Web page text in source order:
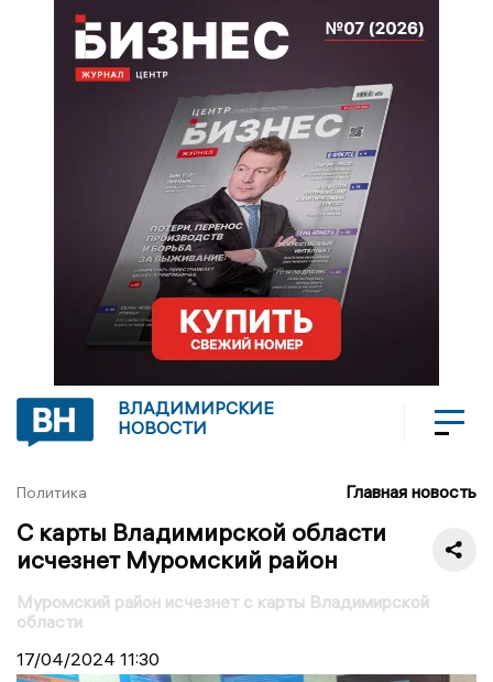
ВЛАДИМИРСКИЕ
НОВОСТИ
Политика Главная новость
С карты Владимирской области
исчезнет Муромский район
Муромский район исчезнет с карты Владимирской
области
17/04/2024 11:30